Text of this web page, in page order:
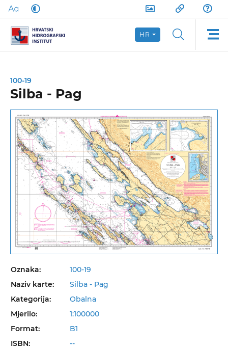
HR
Oznaka:
100-19
Naziv karte:
Silba - Pag
Kategorija:
Obalna
Mjerilo:
1:100000
Format:
B1
ISBN:
--
100-19
Silba - Pag